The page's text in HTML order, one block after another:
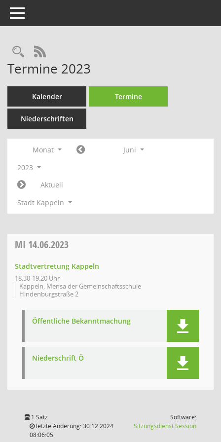
Toggle navigation
Rechercheauswahl
RSS-Feed
Termine 2023
Kalender Termine
Niederschriften
Monat
Juni
2023
Aktuell
Stadt Kappeln
MI 14.06.2023
Stadtvertretung Kappeln
18:30-19:20 Uhr
Kappeln, Mensa der Gemeinschaftsschule
Hindenburgstraße 2
Öffentliche Bekanntmachung
Niederschrift Ö
1 Satz
letzte Änderung: 30.12.2024
08:06:05
Software:
SitzungsdienstSession(Wird in